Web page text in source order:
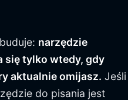
narzędzie
się tylko wtedy, gdy
aktualnie omijasz. Jeśli
do pisania jest